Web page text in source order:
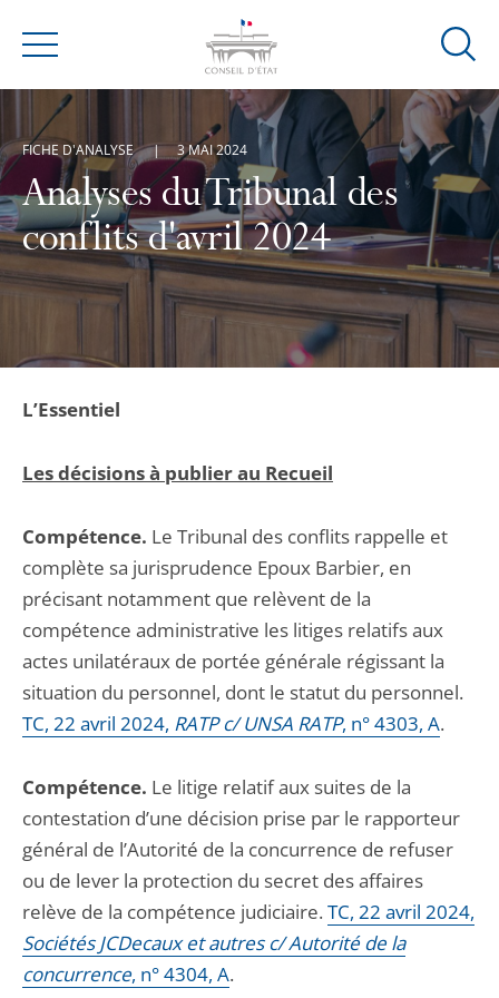
Menu
Ouvrir
de
Analyses du Tribunal des
conflits d'avril 2024
FICHE D'ANALYSE 3 MAI 2024
L’Essentiel
Les décisions à publier au Recueil
Compétence. Le Tribunal des conflits rappelle et
complète sa jurisprudence Epoux Barbier, en
précisant notamment que relèvent de la
compétence administrative les litiges relatifs aux
actes unilatéraux de portée générale régissant la
situation du personnel, dont le statut du personnel.
TC, 22 avril 2024, RATP c/ UNSA RATP, n° 4303, A.
Compétence. Le litige relatif aux suites de la
contestation d’une décision prise par le rapporteur
général de l’Autorité de la concurrence de refuser
ou de lever la protection du secret des affaires
relève de la compétence judiciaire. TC, 22 avril 2024,
Sociétés JCDecaux et autres c/ Autorité de la
concurrence, n° 4304, A.